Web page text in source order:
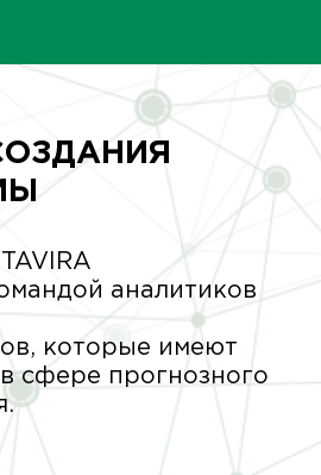
аналитиков
которые имеют
сфере прогнозного